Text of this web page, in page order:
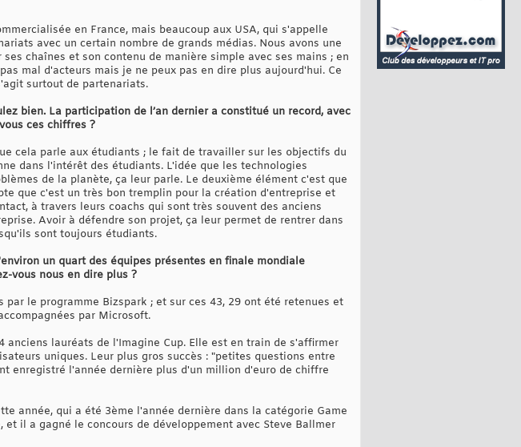
en France, mais beaucoup aux USA, qui s'appelle
avec un certain nombre de grands médias. Nous avons une
chaînes et son contenu de manière simple avec ses mains ; en
mal d'acteurs mais je ne peux pas en dire plus aujourd'hui. Ce
surtout de partenariats.
bien. La participation de l’an dernier a constitué un record, avec
ces chiffres ?
cela parle aux étudiants ; le fait de travailler sur les objectifs du
dans l'intérêt des étudiants. L'idée que les technologies
de la planète, ça leur parle. Le deuxième élément c'est que
que c'est un très bon tremplin pour la création d'entreprise et
à travers leurs coachs qui sont très souvent des anciens
Avoir à défendre son projet, ça leur permet de rentrer dans
sont toujours étudiants.
un quart des équipes présentes en finale mondiale
vous nous en dire plus ?
par le programme Bizspark ; et sur ces 43, 29 ont été retenues et
par Microsoft.
anciens lauréats de l'Imagine Cup. Elle est en train de s'affirmer
uniques. Leur plus gros succès : "petites questions entre
enregistré l'année dernière plus d'un million d'euro de chiffre
année, qui a été 3ème l'année dernière dans la catégorie Game
il a gagné le concours de développement avec Steve Ballmer